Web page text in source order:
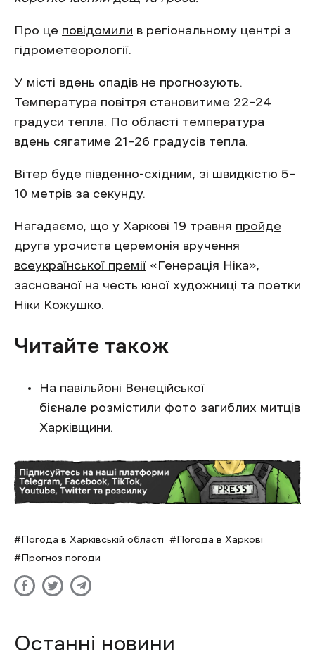
Про це повідомили в регіональному центрі з
гідрометеорології.
У місті вдень опадів не прогнозують.
Температура повітря становитиме 22–24
градуси тепла. По області температура
вдень сягатиме 21–26 градусів тепла.
Вітер буде південно-східним, зі швидкістю 5–
10 метрів за секунду.
Нагадаємо, що у Харкові 19 травня пройде
друга урочиста церемонія вручення
всеукраїнської премії «Генерація Ніка»,
заснованої на честь юної художниці та поетки
Ніки Кожушко.
Читайте також
На павільйоні Венеційської
бієнале розмістили фото загиблих митців
Харківщини.
Погода в Харківській області
Погода в Харкові
Прогноз погоди
Останні новини